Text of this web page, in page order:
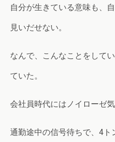
自分が生きている意味も、
見いだせない。
なんで、こんなことをして
ていた。
会社員時代にはノイローゼ
通勤途中の信号待ちで、4